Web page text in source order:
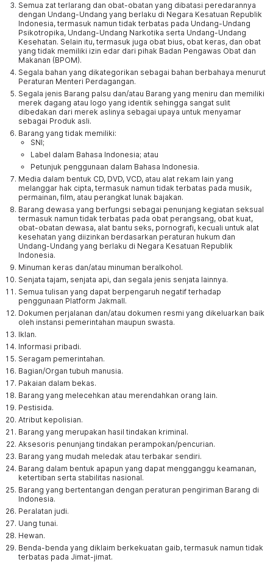
Semua zat terlarang dan obat-obatan yang dibatasi peredarannya
dengan Undang-Undang yang berlaku di Negara Kesatuan Republik
Indonesia, termasuk namun tidak terbatas pada Undang-Undang
Psikotropika, Undang-Undang Narkotika serta Undang-Undang
Kesehatan. Selain itu, termasuk juga obat bius, obat keras, dan obat
yang tidak memiliki izin edar dari pihak Badan Pengawas Obat dan
Makanan (BPOM).
Segala bahan yang dikategorikan sebagai bahan berbahaya menurut
Peraturan Menteri Perdagangan.
Segala jenis Barang palsu dan/atau Barang yang meniru dan memiliki
merek dagang atau logo yang identik sehingga sangat sulit
dibedakan dari merek aslinya sebagai upaya untuk menyamar
sebagai Produk asli.
Barang yang tidak memiliki:
SNI;
Label dalam Bahasa Indonesia; atau
Petunjuk penggunaan dalam Bahasa Indonesia.
Media dalam bentuk CD, DVD, VCD, atau alat rekam lain yang
melanggar hak cipta, termasuk namun tidak terbatas pada musik,
permainan, film, atau perangkat lunak bajakan.
Barang dewasa yang berfungsi sebagai penunjang kegiatan seksual
termasuk namun tidak terbatas pada obat perangsang, obat kuat,
obat-obatan dewasa, alat bantu seks, pornografi, kecuali untuk alat
kesehatan yang diizinkan berdasarkan peraturan hukum dan
Undang-Undang yang berlaku di Negara Kesatuan Republik
Indonesia.
Minuman keras dan/atau minuman beralkohol.
Senjata tajam, senjata api, dan segala jenis senjata lainnya.
Semua tulisan yang dapat berpengaruh negatif terhadap
penggunaan Platform Jakmall.
Dokumen perjalanan dan/atau dokumen resmi yang dikeluarkan baik
oleh instansi pemerintahan maupun swasta.
Iklan.
Informasi pribadi.
Seragam pemerintahan.
Bagian/Organ tubuh manusia.
Pakaian dalam bekas.
Barang yang melecehkan atau merendahkan orang lain.
Pestisida.
Atribut kepolisian.
Barang yang merupakan hasil tindakan kriminal.
Aksesoris penunjang tindakan perampokan/pencurian.
Barang yang mudah meledak atau terbakar sendiri.
Barang dalam bentuk apapun yang dapat mengganggu keamanan,
ketertiban serta stabilitas nasional.
Barang yang bertentangan dengan peraturan pengiriman Barang di
Indonesia.
Peralatan judi.
Uang tunai.
Hewan.
Benda-benda yang diklaim berkekuatan gaib, termasuk namun tidak
terbatas pada Jimat-jimat.